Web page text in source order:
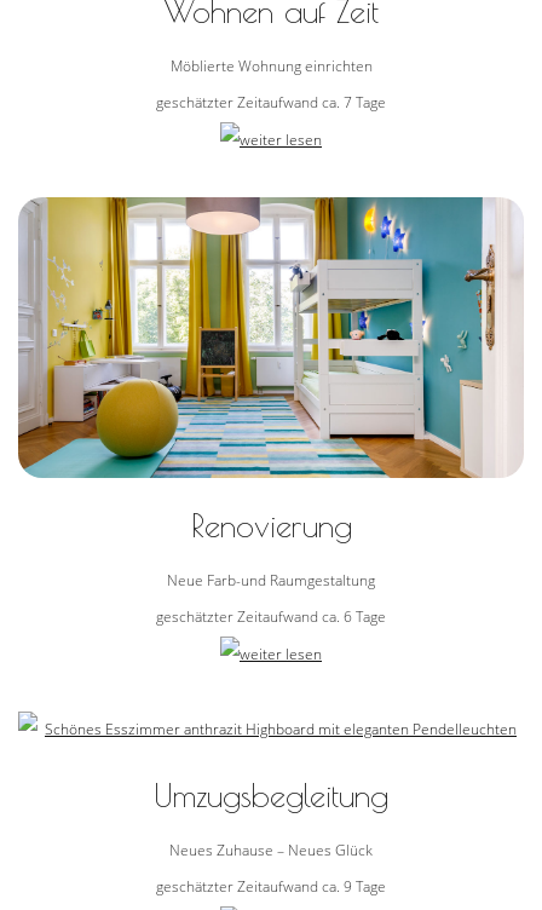
Wohnen auf Zeit
Möblierte Wohnung einrichten
geschätzter Zeitaufwand ca. 7 Tage
Renovierung
Neue Farb-und Raumgestaltung
geschätzter Zeitaufwand ca. 6 Tage
Umzugsbegleitung
Neues Zuhause – Neues Glück
geschätzter Zeitaufwand ca. 9 Tage